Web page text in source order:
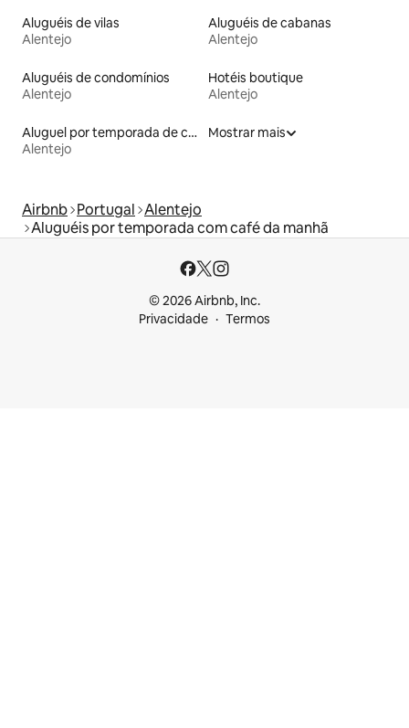
Aluguéis de vilas
Alentejo
Aluguéis de cabanas
Alentejo
Aluguéis de condomínios
Alentejo
Hotéis boutique
Alentejo
Aluguel por temporada de casas na terra
Alentejo
Mostrar mais
Airbnb Portugal Alentejo
Aluguéis por temporada com café da manhã
© 2026 Airbnb, Inc.
Privacidade
Termos